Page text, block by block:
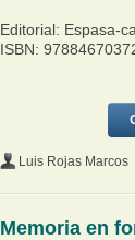
Editorial: Espasa-
ISBN:
Luis Rojas Marcos
Memoria en